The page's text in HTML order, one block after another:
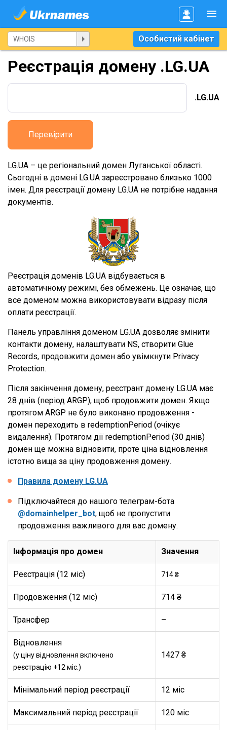
Особистий кабінет
Реєстрація домену .LG.UA
.LG.UA
Перевірити
LG.UA – це регіональний домен Луганської області.
Сьогодні в домені LG.UA зареєстровано близько 1000
імен. Для реєстрації домену LG.UA не потрібне надання
документів.
Реєстрація доменів LG.UA відбувається в
автоматичному режимі, без обмежень. Це означає, що
все доменом можна використовувати відразу після
оплати реєстрації.
Панель управління доменом LG.UA дозволяє змінити
контакти домену, налаштувати NS, створити Glue
Records, продовжити домен або увімкнути Privacy
Protection.
Після закінчення домену, реєстрант домену LG.UA має
28 днів (період ARGP), щоб продовжити домен. Якщо
протягом ARGP не було виконано продовження -
домен переходить в redemptionPeriod (очікує
видалення). Протягом дії redemptionPeriod (30 днів)
домен ще можна відновити, проте ціна відновлення
істотно вища за ціну продовження домену.
Правила домену LG.UA
Підключайтеся до нашого телеграм-бота
@domainhelper_bot, щоб не пропустити
продовження важливого для вас домену.
Інформація про домен Значення
Реєстрація (12 міс) 714 ₴
Продовження (12 міс) 714 ₴
Трансфер –
Відновлення
(у ціну відновлення включено
реєстрацію +12 міс.)
1427 ₴
Мінімальний період реєстрації 12 міс
Максимальний період реєстрації 120 міс